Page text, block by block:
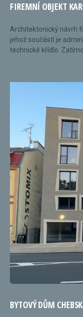
FIREMNÍ OBJEKT
Architektonický návrh
jehož součástí je
technické křídlo.
BYTOVÝ DŮM